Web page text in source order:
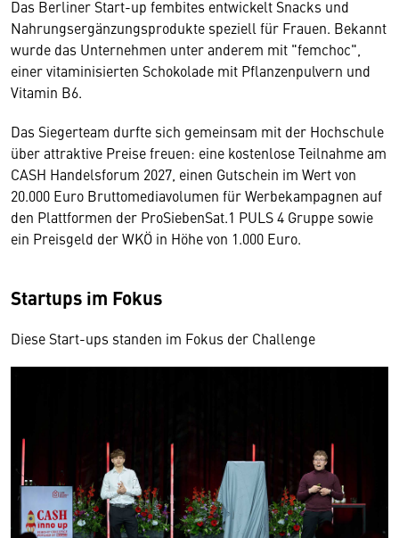
Das Berliner Start-up fembites entwickelt Snacks und
Nahrungsergänzungsprodukte speziell für Frauen. Bekannt
wurde das Unternehmen unter anderem mit "femchoc",
einer vitaminisierten Schokolade mit Pflanzenpulvern und
Vitamin B6.
Das Siegerteam durfte sich gemeinsam mit der Hochschule
über attraktive Preise freuen: eine kostenlose Teilnahme am
CASH Handelsforum 2027, einen Gutschein im Wert von
20.000 Euro Bruttomediavolumen für Werbekampagnen auf
den Plattformen der ProSiebenSat.1 PULS 4 Gruppe sowie
ein Preisgeld der WKÖ in Höhe von 1.000 Euro.
Startups im Fokus
Diese Start-ups standen im Fokus der Challenge